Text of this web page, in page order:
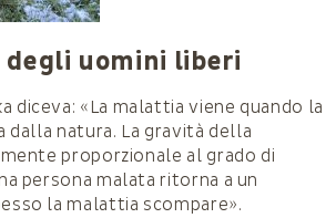
degli uomini liberi
diceva: «La malattia viene quando la
dalla natura. La gravità della
proporzionale al grado di
persona malata ritorna a un
la malattia scompare».